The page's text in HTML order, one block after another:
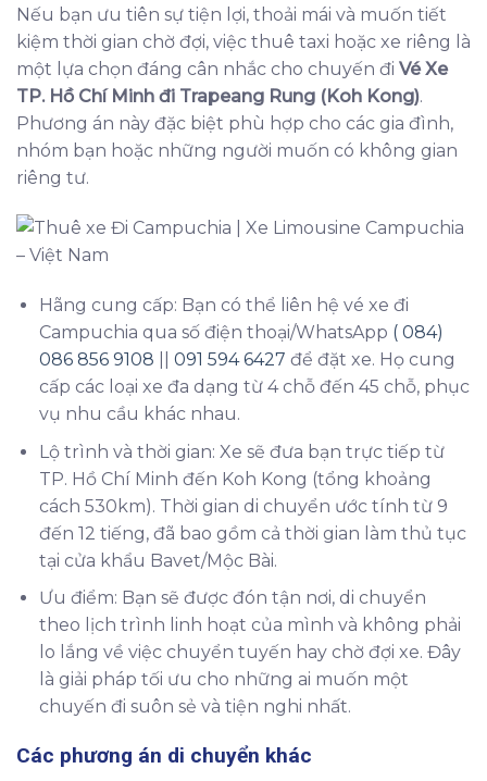
Nếu bạn ưu tiên sự tiện lợi, thoải mái và muốn tiết
kiệm thời gian chờ đợi, việc thuê taxi hoặc xe riêng là
một lựa chọn đáng cân nhắc cho chuyến đi Vé Xe
TP. Hồ Chí Minh đi Trapeang Rung (Koh Kong).
Phương án này đặc biệt phù hợp cho các gia đình,
nhóm bạn hoặc những người muốn có không gian
riêng tư.
Hãng cung cấp: Bạn có thể liên hệ vé xe đi
Campuchia qua số điện thoại/WhatsApp ( 084)
086 856 9108
091 594 6427 để đặt xe. Họ cung
cấp các loại xe đa dạng từ 4 chỗ đến 45 chỗ, phục
vụ nhu cầu khác nhau.
Lộ trình và thời gian: Xe sẽ đưa bạn trực tiếp từ
TP. Hồ Chí Minh đến Koh Kong (tổng khoảng
cách 530km). Thời gian di chuyển ước tính từ 9
đến 12 tiếng, đã bao gồm cả thời gian làm thủ tục
tại cửa khẩu Bavet/Mộc Bài.
Ưu điểm: Bạn sẽ được đón tận nơi, di chuyển
theo lịch trình linh hoạt của mình và không phải
lo lắng về việc chuyển tuyến hay chờ đợi xe. Đây
là giải pháp tối ưu cho những ai muốn một
chuyến đi suôn sẻ và tiện nghi nhất.
Các phương án di chuyển khác